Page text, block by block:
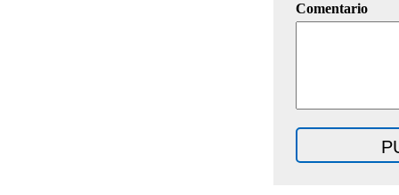
Comentario